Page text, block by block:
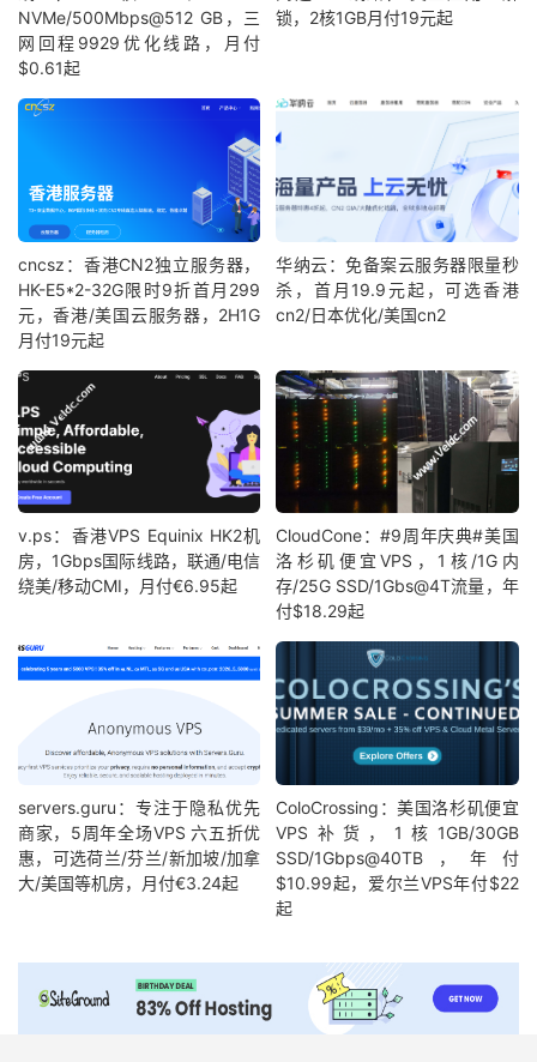
NVMe/500Mbps@512 GB，三
网回程9929优化线路，月付
$0.61起
锁，2核1GB月付19元起
cncsz：香港CN2独立服务器，
HK-E5*2-32G限时9折首月299
元，香港/美国云服务器，2H1G
月付19元起
华纳云：免备案云服务器限量秒
杀，首月19.9元起，可选香港
cn2/日本优化/美国cn2
v.ps：香港VPS Equinix HK2机
房，1Gbps国际线路，联通/电信
绕美/移动CMI，月付€6.95起
CloudCone：#9周年庆典#美国
洛杉矶便宜VPS，1核/1G内
存/25G SSD/1Gbs@4T流量，年
付$18.29起
servers.guru：专注于隐私优先
商家，5周年全场VPS 六五折优
惠，可选荷兰/芬兰/新加坡/加拿
大/美国等机房，月付€3.24起
ColoCrossing：美国洛杉矶便宜
VPS补货，1核1GB/30GB
SSD/1Gbps@40TB，年付
$10.99起，爱尔兰VPS年付$22
起